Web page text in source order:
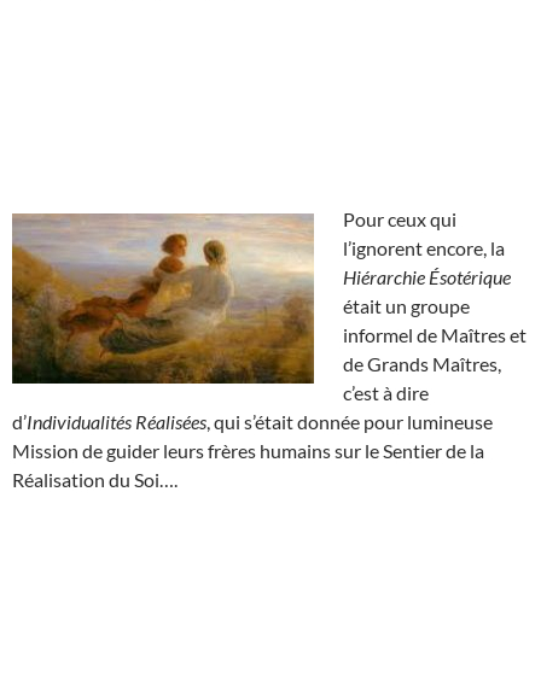
Pour ceux qui
l’ignorent encore, la
Hiérarchie Ésotérique
était un groupe
informel de Maîtres et
de Grands Maîtres,
c’est à dire
d’Individualités Réalisées , qui s’était donnée pour lumineuse
Mission de guider leurs frères humains sur le Sentier de la
Réalisation du Soi….